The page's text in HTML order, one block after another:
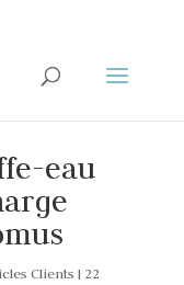
eau
Clients | 22